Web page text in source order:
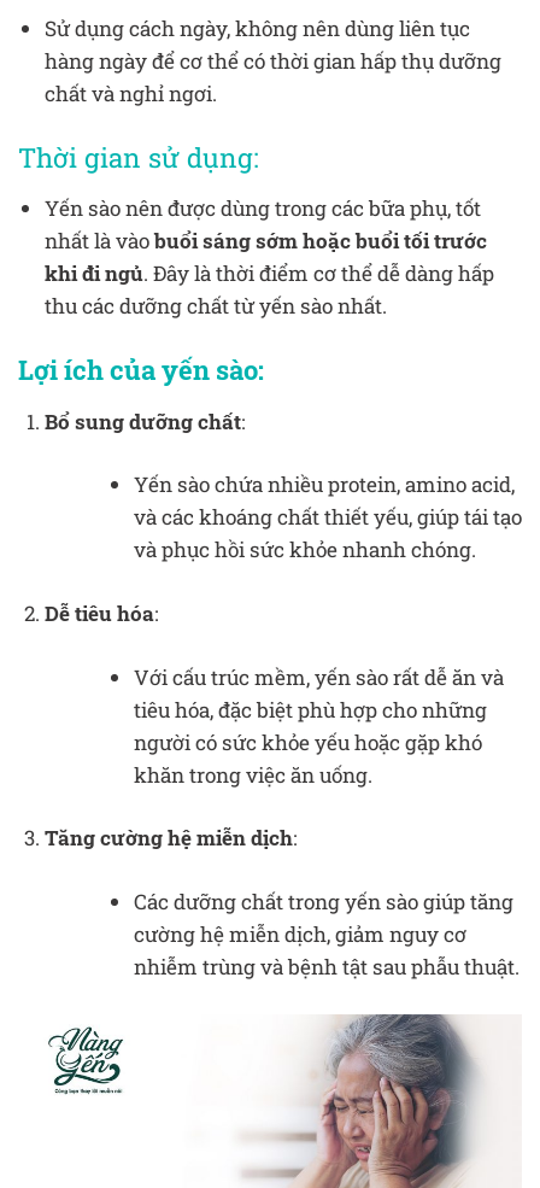
Sử dụng cách ngày, không nên dùng liên tục
hàng ngày để cơ thể có thời gian hấp thụ dưỡng
chất và nghỉ ngơi.
Thời gian sử dụng:
Yến sào nên được dùng trong các bữa phụ, tốt
nhất là vàobuổi sáng sớm hoặc buổi tối trước
khi đi ngủ. Đây là thời điểm cơ thể dễ dàng hấp
thu các dưỡng chất từ yến sào nhất.
Lợi ích của yến sào:
Bổ sung dưỡng chất:
Yến sào chứa nhiều protein, amino acid,
và các khoáng chất thiết yếu, giúp tái tạo
và phục hồi sức khỏe nhanh chóng.
Dễ tiêu hóa:
Với cấu trúc mềm, yến sào rất dễ ăn và
tiêu hóa, đặc biệt phù hợp cho những
người có sức khỏe yếu hoặc gặp khó
khăn trong việc ăn uống.
Tăng cường hệ miễn dịch:
Các dưỡng chất trong yến sào giúp tăng
cường hệ miễn dịch, giảm nguy cơ
nhiễm trùng và bệnh tật sau phẫu thuật.